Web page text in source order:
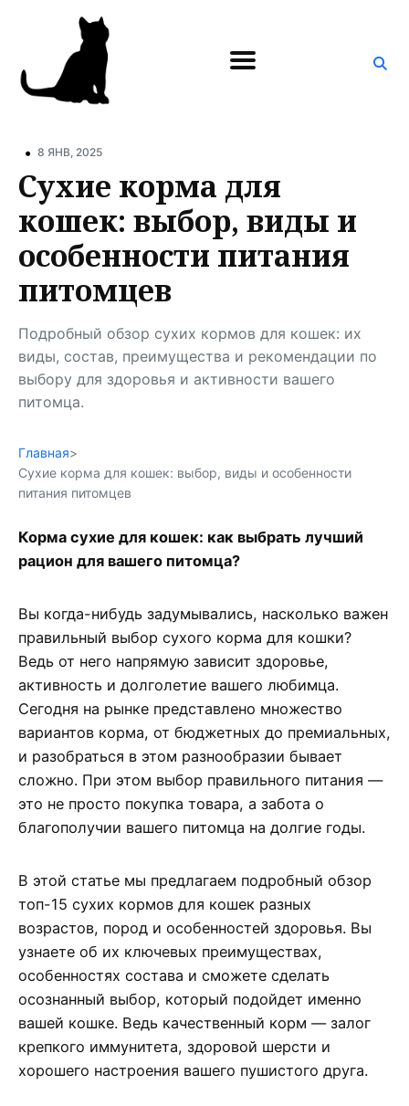
Поиск
• 8 ЯНВ, 2025
Сухие корма для
кошек: выбор, виды и
особенности питания
питомцев
Подробный обзор сухих кормов для кошек: их
виды, состав, преимущества и рекомендации по
выбору для здоровья и активности вашего
питомца.
Главная>
Сухие корма для кошек: выбор, виды и особенности
питания питомцев
Корма сухие для кошек: как выбрать лучший
рацион для вашего питомца?
Вы когда-нибудь задумывались, насколько важен
правильный выбор сухого корма для кошки?
Ведь от него напрямую зависит здоровье,
активность и долголетие вашего любимца.
Сегодня на рынке представлено множество
вариантов корма, от бюджетных до премиальных,
и разобраться в этом разнообразии бывает
сложно. При этом выбор правильного питания —
это не просто покупка товара, а забота о
благополучии вашего питомца на долгие годы.
В этой статье мы предлагаем подробный обзор
топ-15 сухих кормов для кошек разных
возрастов, пород и особенностей здоровья. Вы
узнаете об их ключевых преимуществах,
особенностях состава и сможете сделать
осознанный выбор, который подойдет именно
вашей кошке. Ведь качественный корм — залог
крепкого иммунитета, здоровой шерсти и
хорошего настроения вашего пушистого друга.